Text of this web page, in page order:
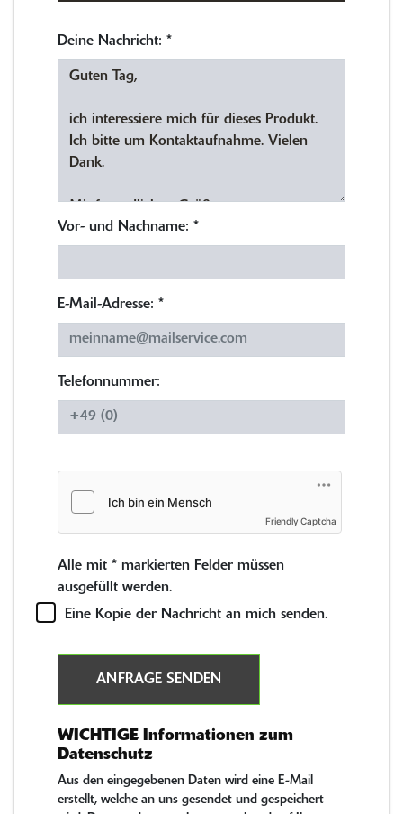
Deine Nachricht: *
Vor- und Nachname: *
E-Mail-Adresse: *
Telefonnummer:
Friendly Captcha
Alle mit * markierten Felder müssen
ausgefüllt werden.
Eine Kopie der Nachricht an mich senden.
ANFRAGE SENDEN
WICHTIGE Informationen zum
Datenschutz
Aus den eingegebenen Daten wird eine E-Mail
erstellt, welche an uns gesendet und gespeichert